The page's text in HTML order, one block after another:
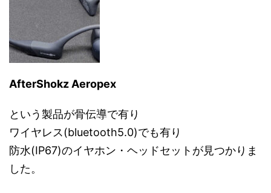
AfterShokz Aeropex
という製品が骨伝導で有り
ワイヤレス(bluetooth5.0)でも有り
防水(IP67)のイヤホン・ヘッドセットが見つかりま
した。